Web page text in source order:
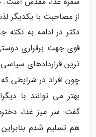
از مصاحبت با یکدیگر
دکتر در ادامه به نکته
قوی جهت برقراری
ترین قراردادهای
چون افراد در شرایطی
بهتر می توانند با
گفت: سر میز غذا،
هم تسلیم شدم